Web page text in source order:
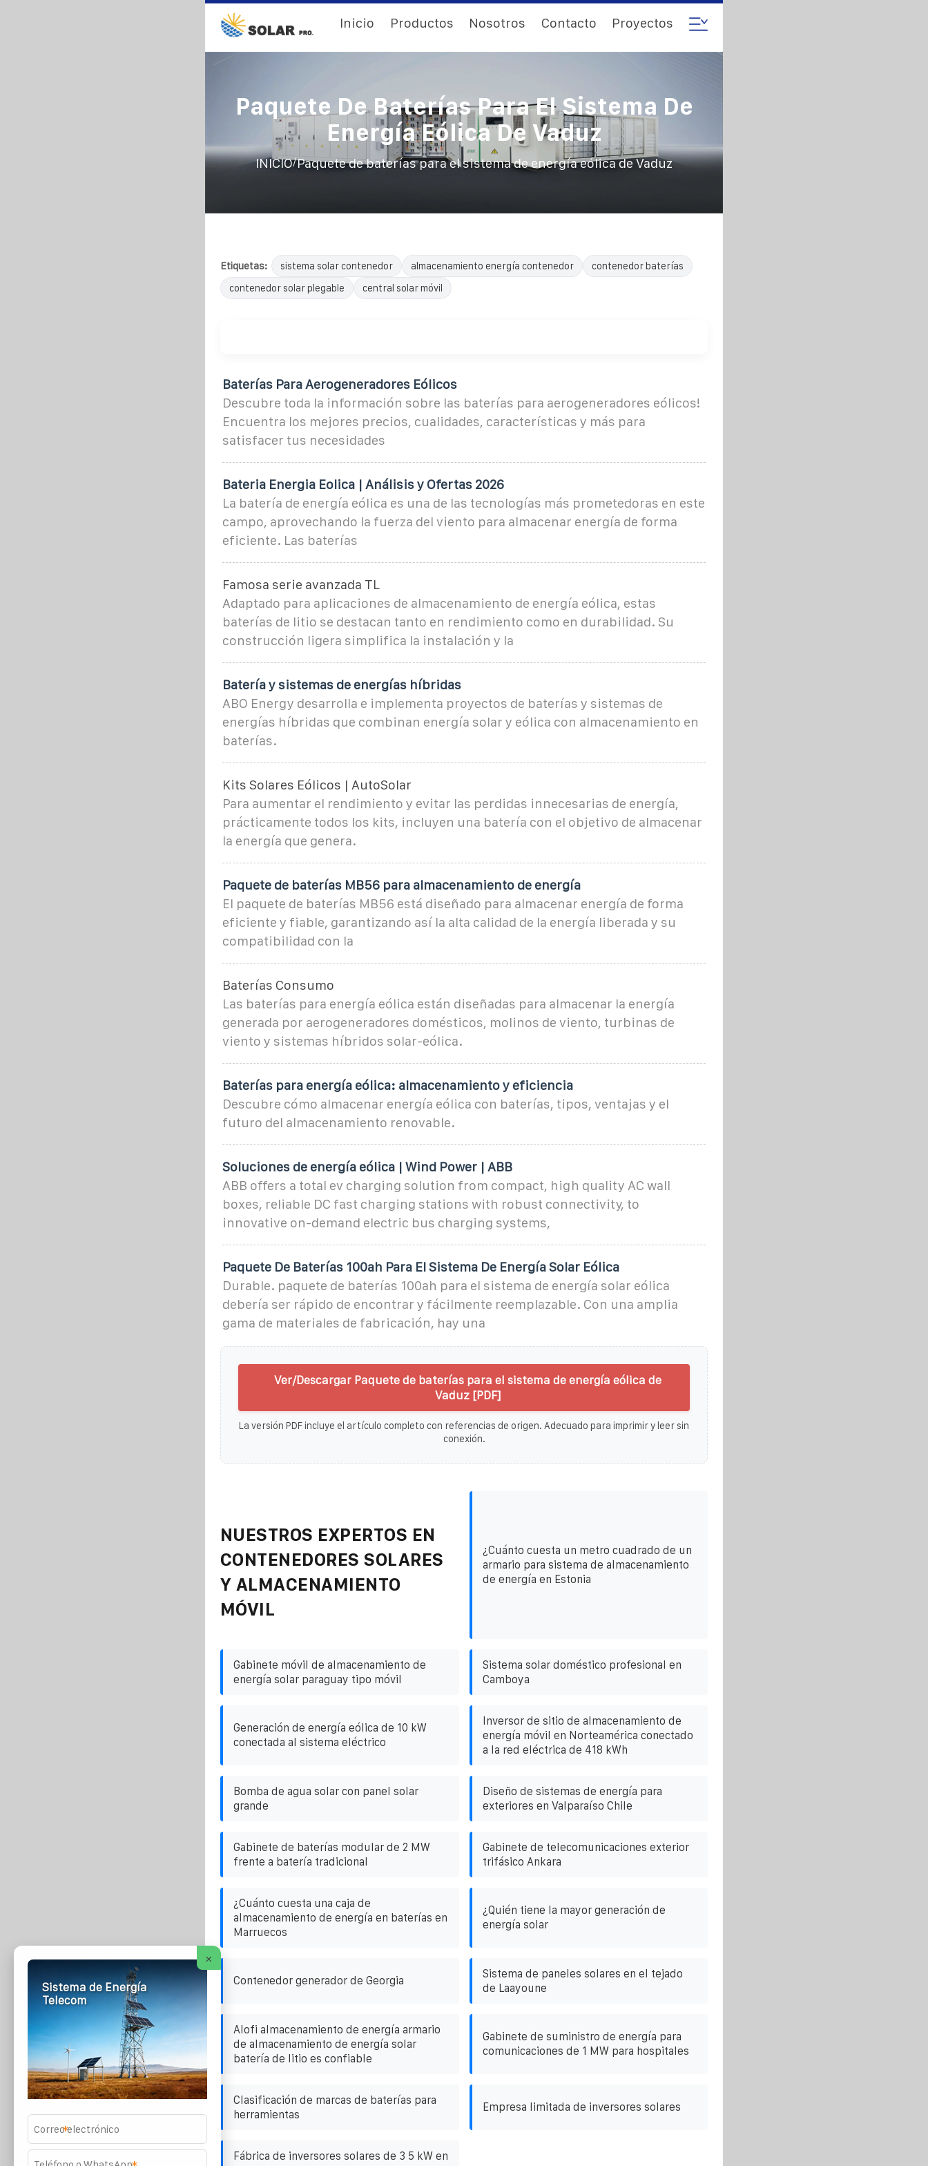
Inicio Productos Nosotros Contacto Proyectos
Paquete De Baterías Para El Sistema De
Energía Eólica De Vaduz
INICIO/Paquete de baterías para el sistema de energía eólica de Vaduz
Etiquetas: sistema solar contenedor almacenamiento energía contenedor
contenedor baterías
contenedor solar plegable
central solar móvil
Baterías Para Aerogeneradores Eólicos
Descubre toda la información sobre las baterías para aerogeneradores eólicos!
Encuentra los mejores precios, cualidades, características y más para
satisfacer tus necesidades
Bateria Energia Eolica | Análisis y Ofertas 2026
La batería de energía eólica es una de las tecnologías más prometedoras en este
campo, aprovechando la fuerza del viento para almacenar energía de forma
eficiente. Las baterías
Famosa serie avanzada TL
Adaptado para aplicaciones de almacenamiento de energía eólica, estas
baterías de litio se destacan tanto en rendimiento como en durabilidad. Su
construcción ligera simplifica la instalación y la
Batería y sistemas de energías híbridas
ABO Energy desarrolla e implementa proyectos de baterías y sistemas de
energías híbridas que combinan energía solar y eólica con almacenamiento en
baterías.
Kits Solares Eólicos | AutoSolar
Para aumentar el rendimiento y evitar las perdidas innecesarias de energía,
prácticamente todos los kits, incluyen una batería con el objetivo de almacenar
la energía que genera.
Paquete de baterías MB56 para almacenamiento de energía
El paquete de baterías MB56 está diseñado para almacenar energía de forma
eficiente y fiable, garantizando así la alta calidad de la energía liberada y su
compatibilidad con la
Baterías Consumo
Las baterías para energía eólica están diseñadas para almacenar la energía
generada por aerogeneradores domésticos, molinos de viento, turbinas de
viento y sistemas híbridos solar-eólica.
Baterías para energía eólica: almacenamiento y eficiencia
Descubre cómo almacenar energía eólica con baterías, tipos, ventajas y el
futuro del almacenamiento renovable.
Soluciones de energía eólica | Wind Power | ABB
ABB offers a total ev charging solution from compact, high quality AC wall
boxes, reliable DC fast charging stations with robust connectivity, to
innovative on-demand electric bus charging systems,
Paquete De Baterías 100ah Para El Sistema De Energía Solar Eólica
Durable. paquete de baterías 100ah para el sistema de energía solar eólica
debería ser rápido de encontrar y fácilmente reemplazable. Con una amplia
gama de materiales de fabricación, hay una
Ver/Descargar Paquete de baterías para el sistema de energía eólica de
Vaduz [PDF]
La versión PDF incluye el artículo completo con referencias de origen. Adecuado para imprimir y leer sin
conexión.
NUESTROS EXPERTOS EN
CONTENEDORES SOLARES
Y ALMACENAMIENTO
MÓVIL
¿Cuánto cuesta un metro cuadrado de un
armario para sistema de almacenamiento
de energía en Estonia
Gabinete móvil de almacenamiento de
energía solar paraguay tipo móvil
Sistema solar doméstico profesional en
Camboya
Generación de energía eólica de 10 kW
conectada al sistema eléctrico
Inversor de sitio de almacenamiento de
energía móvil en Norteamérica conectado
a la red eléctrica de 418 kWh
Bomba de agua solar con panel solar
grande
Diseño de sistemas de energía para
exteriores en Valparaíso Chile
Gabinete de baterías modular de 2 MW
frente a batería tradicional
Gabinete de telecomunicaciones exterior
trifásico Ankara
¿Cuánto cuesta una caja de
almacenamiento de energía en baterías en
Marruecos
¿Quién tiene la mayor generación de
energía solar
Contenedor generador de Georgia
Sistema de paneles solares en el tejado
de Laayoune
Alofi almacenamiento de energía armario
de almacenamiento de energía solar
batería de litio es confiable
Gabinete de suministro de energía para
comunicaciones de 1 MW para hospitales
Clasificación de marcas de baterías para
herramientas
Empresa limitada de inversores solares
Fábrica de inversores solares de 3 5 kW en
×
Sistema de Energía
Telecom
*